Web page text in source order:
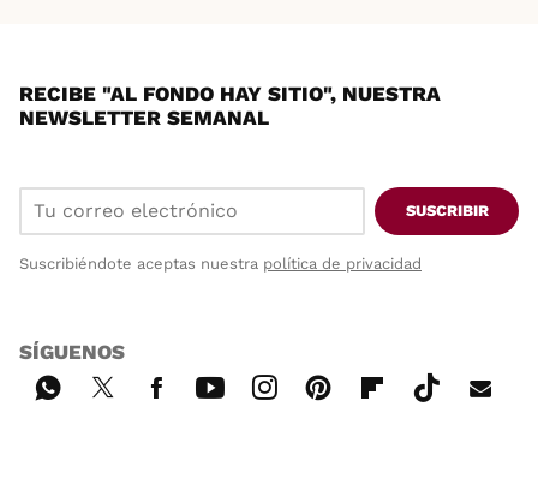
RECIBE "AL FONDO HAY SITIO", NUESTRA
NEWSLETTER SEMANAL
SUSCRIBIR
Suscribiéndote aceptas nuestra política de privacidad
SÍGUENOS